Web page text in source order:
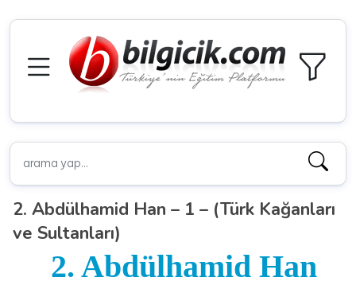
2. Abdülhamid Han – 1 – (Türk Kağanları
ve Sultanları)
2. Abdülhamid Han